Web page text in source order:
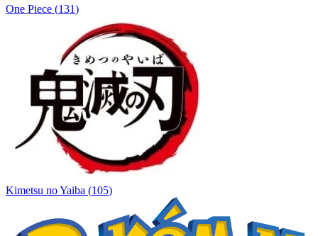
One Piece (131)
Kimetsu no Yaiba (105)